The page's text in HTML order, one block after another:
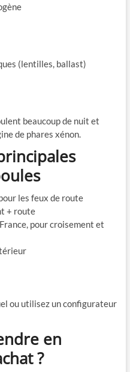
(lentilles, ballast)
beaucoup de nuit et
de phares xénon.
les feux de route
+ route
pour croisement et
ou utilisez un configurateur
en
?